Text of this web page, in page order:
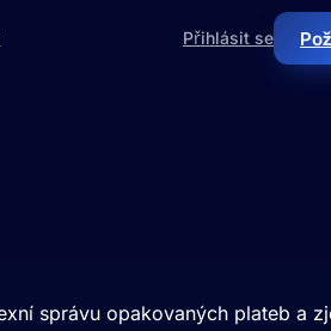
Přihlásit se
správu opakovaných plateb a